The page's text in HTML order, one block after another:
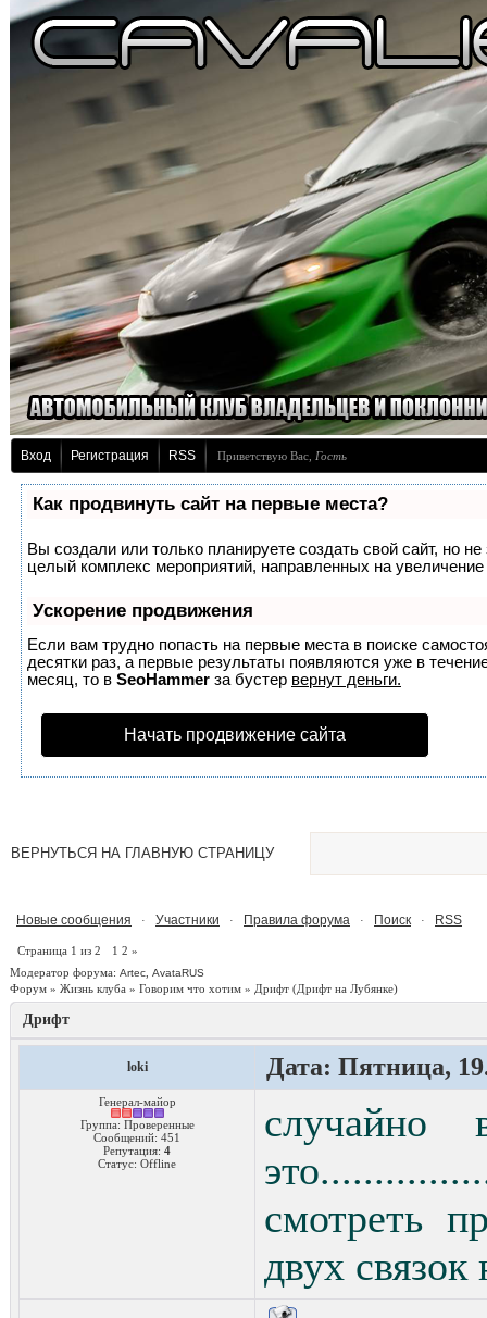
Вход Регистрация RSS Приветствую Вас Гость
Как продвинуть сайт на первые места?
Вы создали или только планируете создать свой сайт, но
целый комплекс мероприятий, направленных на
Ускорение продвижения
Если вам трудно попасть на первые места в поиске
десятки раз, а первые результаты появляются уже в
месяц, то в SeoHammer за бустер вернут деньги.
Начать продвижение сайта
ВЕРНУТЬСЯ НА ГЛАВНУЮ СТРАНИЦУ
Новые сообщения · Участники · Правила форума · Поиск · RSS
Страница 1 из 2 1 2 »
Модератор форума: Artec AvataRUS
Форум » Жизнь клуба » Говорим что хотим » Дрифт (Дрифт на Лубянке)
Дрифт
loki Дата: Пятница,
Генерал-майор
Группа: Проверенные
Сообщений: 451
Репутация: 4
Статус: Offline
случайно
смотреть
двух связок